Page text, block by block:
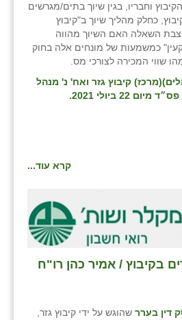
וחבריו, בגין שיוך בתים/מגרשים
כחלק מהליך שיוך ב"קיבוץ
השאלה האם השיוך מהווה
כמשמעות של מונחים אלה בחוק
שווי המכירה לצורכי מס.
11-18 (מינהלים)(מרכז) קיבוץ גזר ואח' נ' מנהל
22 ביולי 2021.
קרא עוד...
בקיבוץ / אמיר כהן רו"ח
דין בערר שהוגש על ידי קיבוץ גזר,